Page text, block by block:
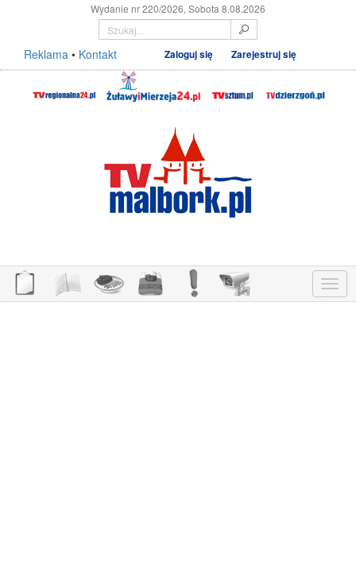
Wydanie nr 220/2026, Sobota 8.08.2026
Reklama • Kontakt Zaloguj się Zarejestruj się
Menu